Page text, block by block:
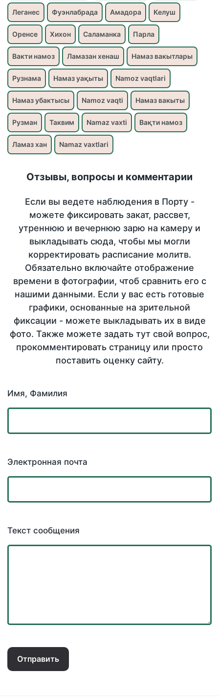
Леганес Фуэнлабрада Амадора Келуш
Оренсе Хихон Саламанка Парла
Вакти намоз Ламазан хенаш Намаз вакытлары
Рузнама Намаз уақыты Namoz vaqtlari
Намаз убактысы Namoz vaqti Намаз вакыты
Рузман Таквим Namaz vaxti Вақти намоз
Ламаз хан Namaz vaxtlari
Отзывы, вопросы и комментарии
Если вы ведете наблюдения в Порту -
можете фиксировать закат, рассвет,
утреннюю и вечернюю зарю на камеру и
выкладывать сюда, чтобы мы могли
корректировать расписание молитв.
Обязательно включайте отображение
времени в фотографии, чтоб сравнить его с
нашими данными. Если у вас есть готовые
графики, основанные на зрительной
фиксации - можете выкладывать их в виде
фото. Также можете задать тут свой вопрос,
прокомментировать страницу или просто
поставить оценку сайту.
Имя, Фамилия
Электронная почта
Текст сообщения
Отправить